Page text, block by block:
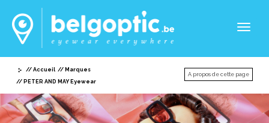
Accueil
Marques
PETER AND MAY Eyewear
A propos de cette page